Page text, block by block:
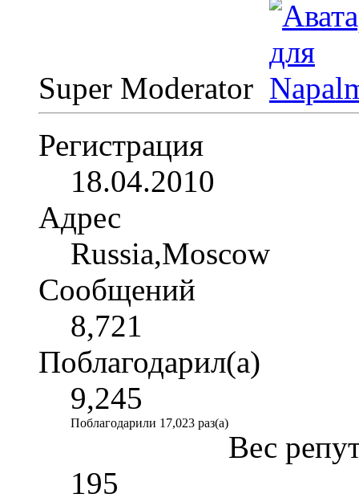
Super Moderator
Регистрация
18.04.2010
Адрес
Russia,Moscow
Сообщений
8,721
Поблагодарил(а)
9,245
Поблагодарили 17,023 раз(а)
Вес
195